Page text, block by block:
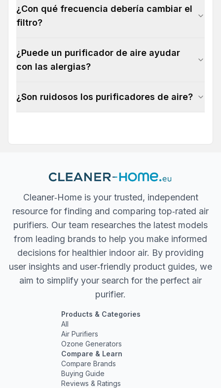
¿Con qué frecuencia debería cambiar el
filtro?
¿Puede un purificador de aire ayudar
con las alergias?
¿Son ruidosos los purificadores de aire?
Cleaner‐Home is your trusted, independent
resource for finding and comparing top‐rated air
purifiers. Our team researches the latest models
from leading brands to help you make informed
decisions for healthier indoor air. By providing
user insights and user‐friendly product guides, we
aim to simplify your search for the perfect air
purifier.
Products & Categories
All
Air Purifiers
Ozone Generators
Compare & Learn
Compare Brands
Buying Guide
Reviews & Ratings